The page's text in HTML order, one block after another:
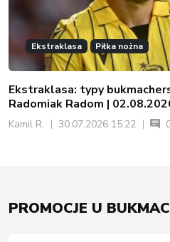
Ekstraklasa Piłka nożna
Ekstraklasa: typy
Radomiak Radom |
Kamil R. 30.07.2026 15:22
PROMOCJE U